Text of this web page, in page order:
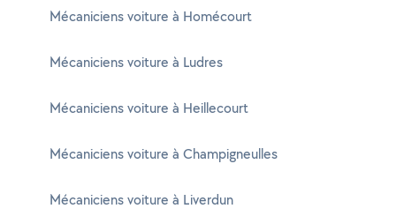
Mécaniciens voiture à Homécourt
Mécaniciens voiture à Ludres
Mécaniciens voiture à Heillecourt
Mécaniciens voiture à Champigneulles
Mécaniciens voiture à Liverdun